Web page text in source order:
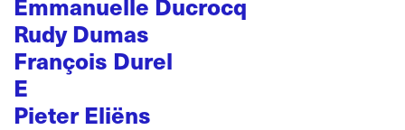
Rudy Dumas
François Durel
E
Pieter Eliëns